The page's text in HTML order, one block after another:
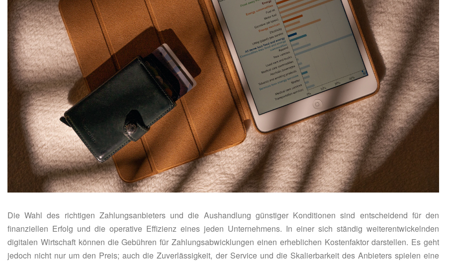
Die Wahl des richtigen Zahlungsanbieters und die Aushandlung günstiger Konditionen sind entscheidend für den
finanziellen Erfolg und die operative Effizienz eines jeden Unternehmens. In einer sich ständig weiterentwickelnden
digitalen Wirtschaft können die Gebühren für Zahlungsabwicklungen einen erheblichen Kostenfaktor darstellen. Es geht
jedoch nicht nur um den Preis; auch die Zuverlässigkeit, der Service und die Skalierbarkeit des Anbieters spielen eine